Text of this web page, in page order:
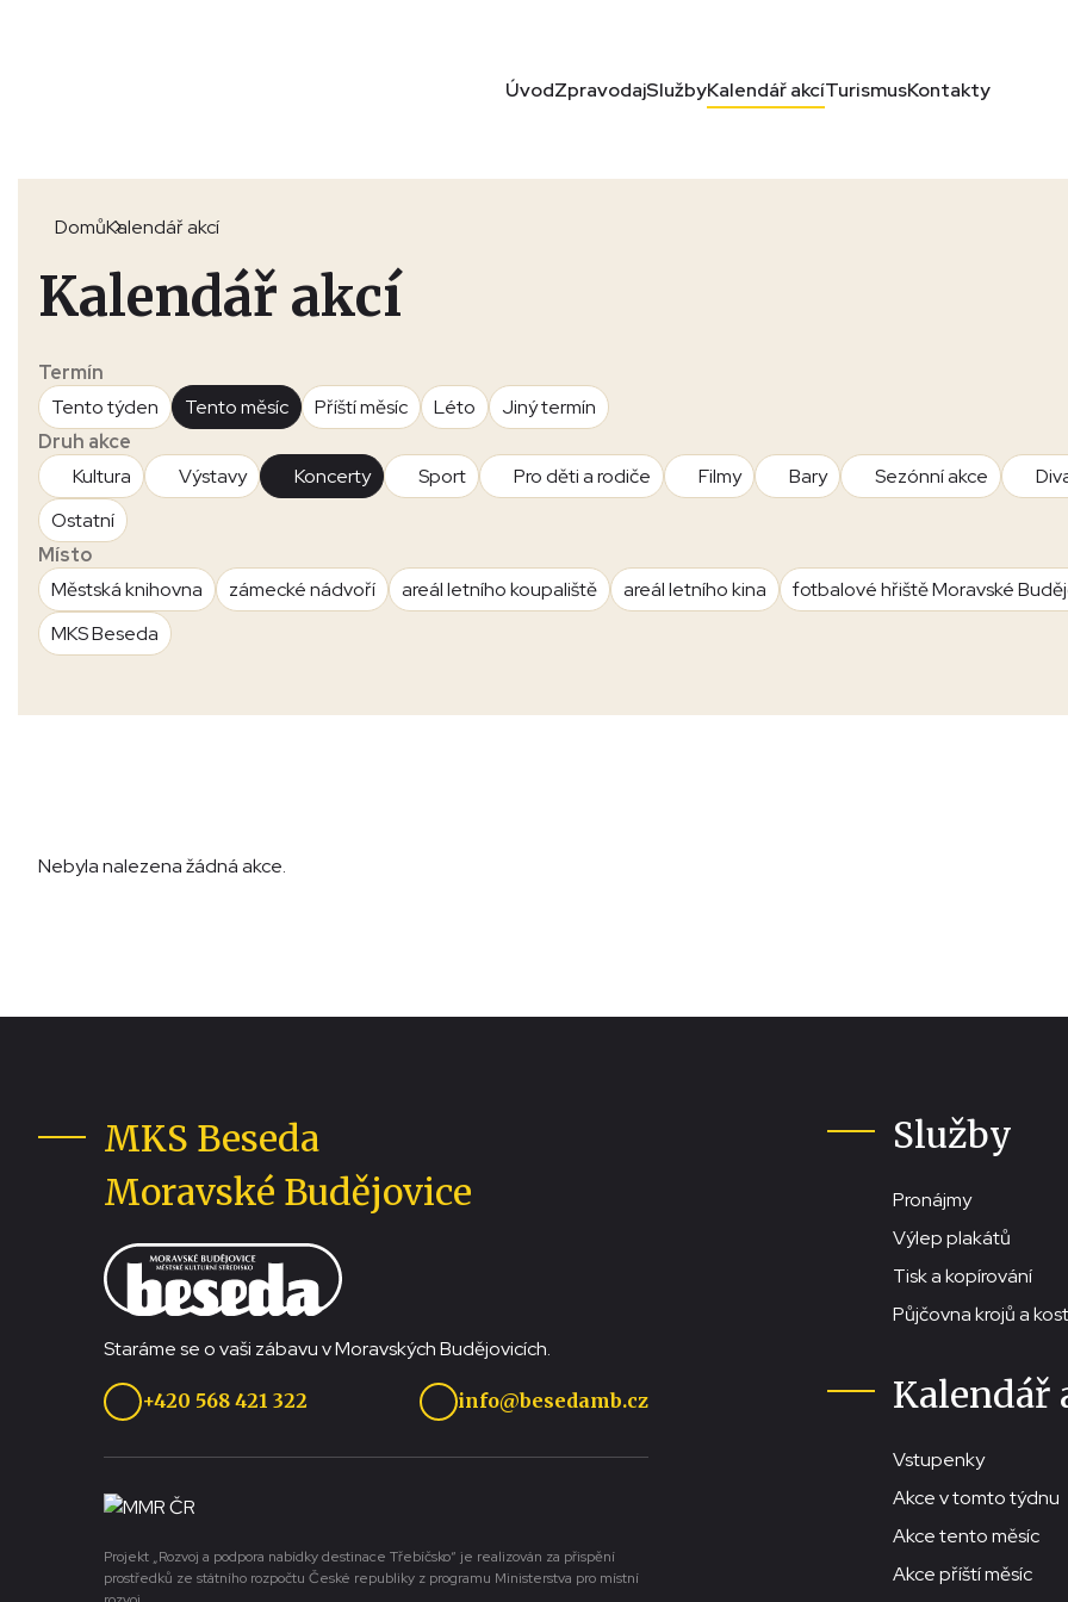
ÚvodZpravodajSlužbyKalendář akcíTurismusKontakty
DomůKalendář akcí
Kalendář akcí
Termín
Tento týden
Tento měsíc Příští měsíc Léto
Jiný termín
Druh akce
Kultura
Výstavy Koncerty Sport Pro děti a rodiče Filmy Bary Sezónní akce
Ostatní
Místo
Městská knihovna
zámecké nádvoří areál letního koupaliště areál letního kina
fotbalové hřiště Moravské
MKS Beseda
Nebyla nalezena žádná akce.
MKS Beseda
Moravské Budějovice
Staráme se o vaši zábavu v Moravských Budějovicích.
+420 568 421 322 info@besedamb.cz
Projekt „Rozvoj a podpora nabídky destinace Třebíčsko“ je realizován za přispění
prostředků ze státního rozpočtu České republiky z programu Ministerstva pro místní
Služby
Pronájmy
Výlep plakátů
Tisk a kopírování
Půjčovna krojů a
Kalendář
Vstupenky
Akce v tomto týdnu
Akce tento měsíc
Akce příští měsíc